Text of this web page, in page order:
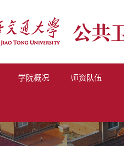
学院概况 师资队伍